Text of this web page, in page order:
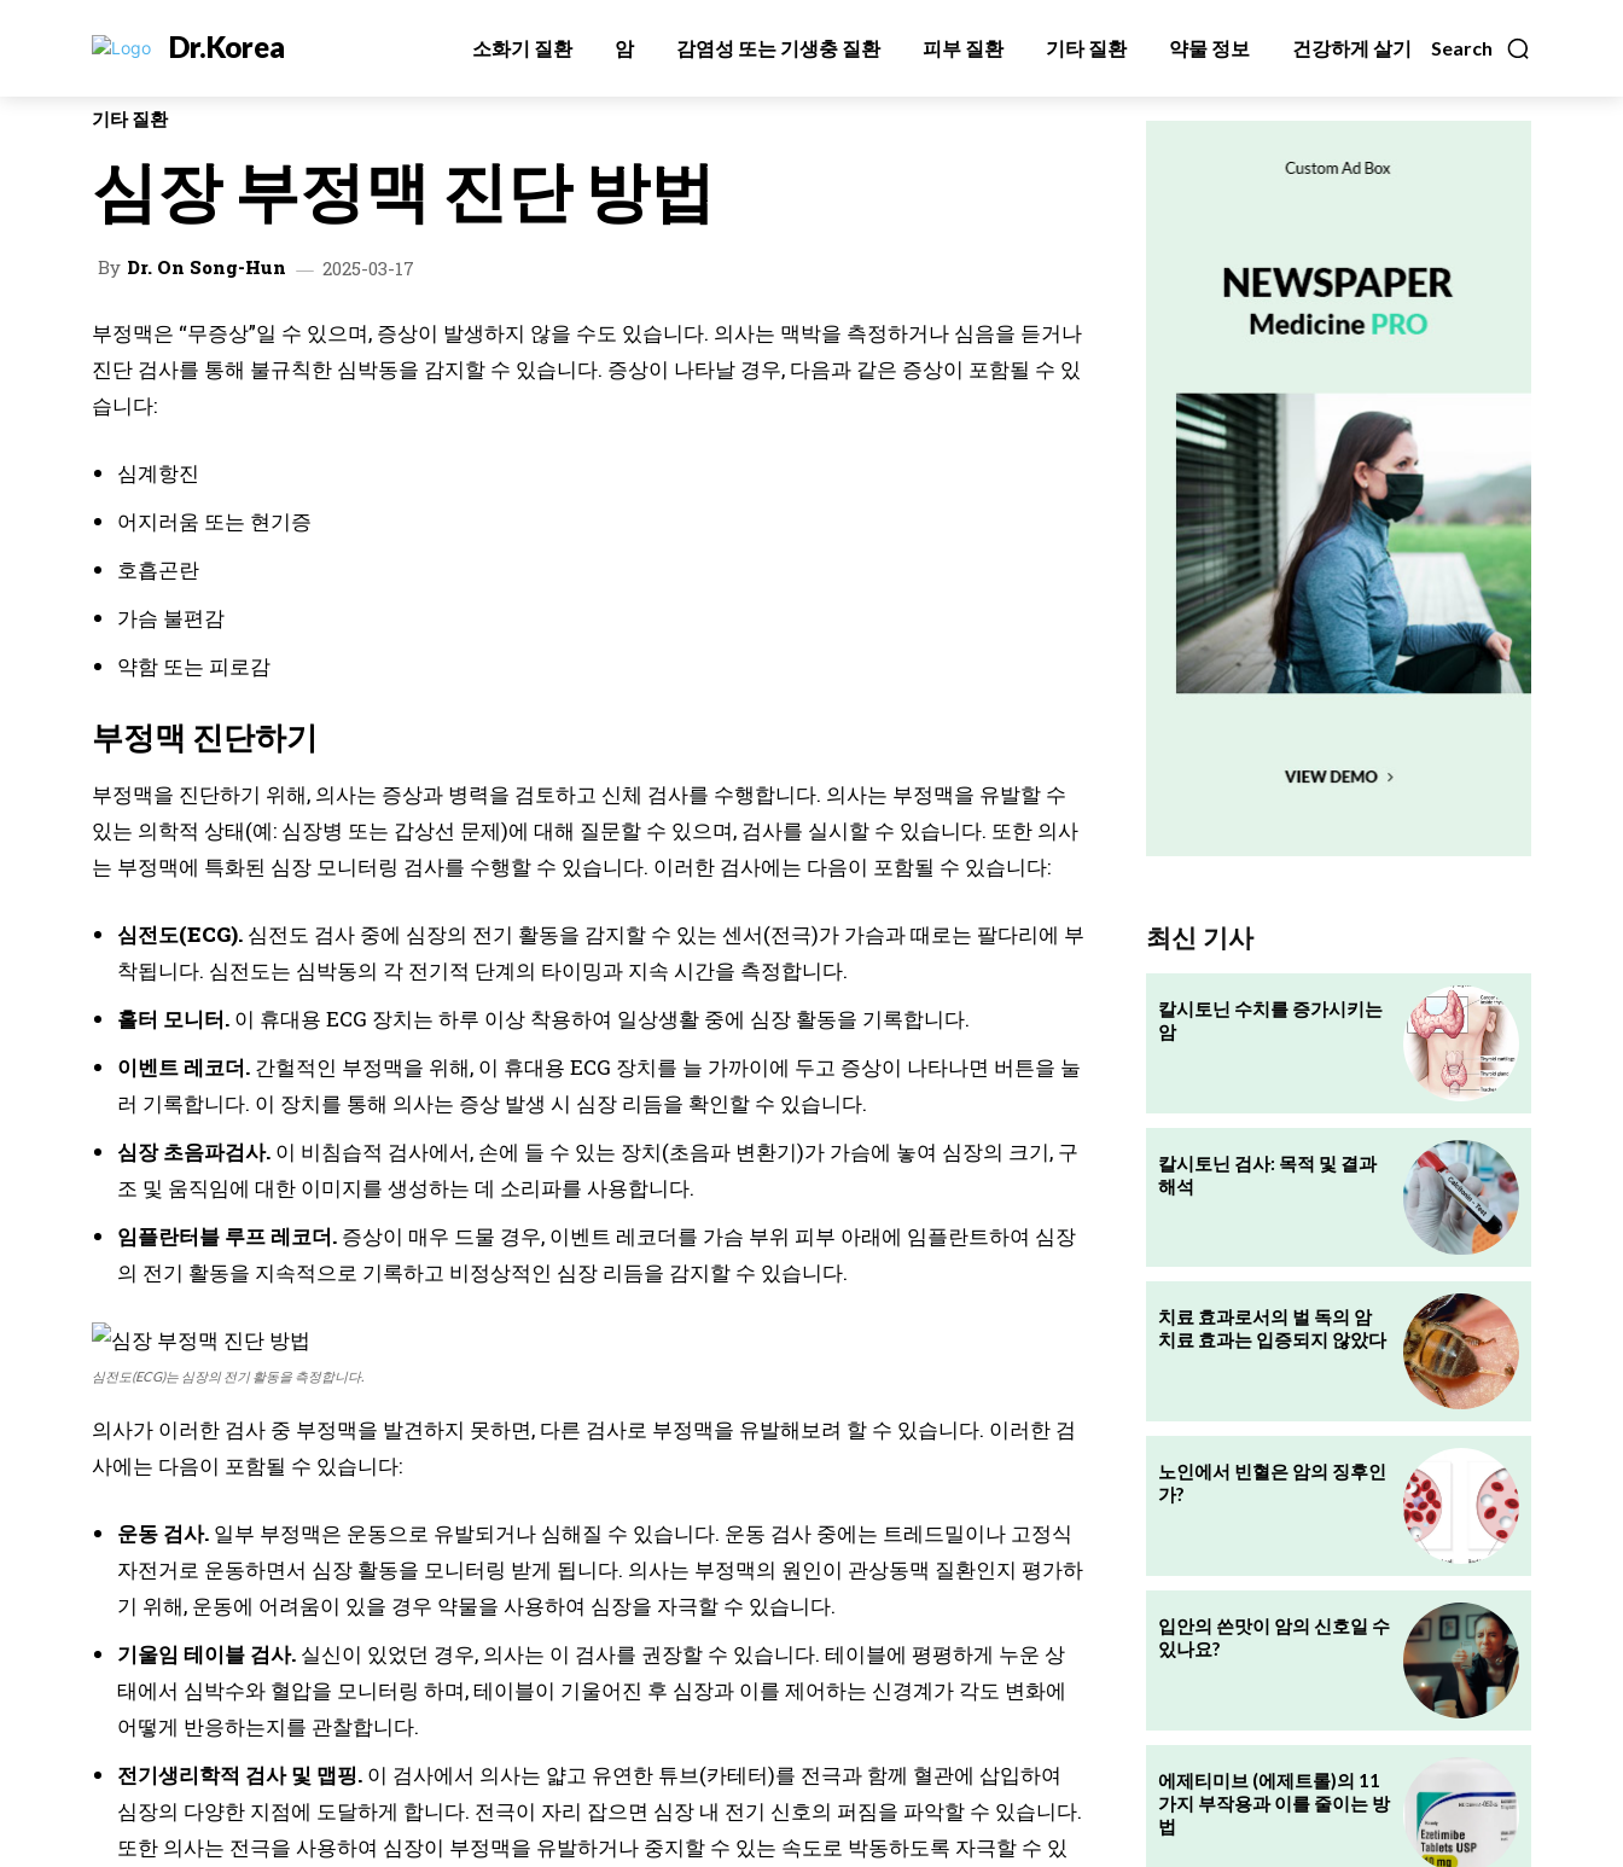
Dr.Korea Search
소화기 질환 암 감염성 또는 기생충 질환 피부 질환 기타 질환 약물 정보 건강하게 살기
기타 질환
심장 부정맥 진단 방법
By Dr. On Song-Hun 2025-03-17
부정맥은 “무증상”일 수 있으며, 증상이 발생하지 않을 수도 있습니다. 의사는 맥박을 측정하거나 심음을 듣거나
진단 검사를 통해 불규칙한 심박동을 감지할 수 있습니다. 증상이 나타날 경우, 다음과 같은 증상이 포함될 수 있
습니다:
심계항진
어지러움 또는 현기증
호흡곤란
가슴 불편감
약함 또는 피로감
부정맥 진단하기
부정맥을 진단하기 위해, 의사는 증상과 병력을 검토하고 신체 검사를 수행합니다. 의사는 부정맥을 유발할 수
있는 의학적 상태(예: 심장병 또는 갑상선 문제)에 대해 질문할 수 있으며, 검사를 실시할 수 있습니다. 또한 의사
는 부정맥에 특화된 심장 모니터링 검사를 수행할 수 있습니다. 이러한 검사에는 다음이 포함될 수 있습니다:
심전도(ECG). 심전도 검사 중에 심장의 전기 활동을 감지할 수 있는 센서(전극)가 가슴과 때로는 팔다리에 부
착됩니다. 심전도는 심박동의 각 전기적 단계의 타이밍과 지속 시간을 측정합니다.
홀터 모니터. 이 휴대용 ECG 장치는 하루 이상 착용하여 일상생활 중에 심장 활동을 기록합니다.
이벤트 레코더. 간헐적인 부정맥을 위해, 이 휴대용 ECG 장치를 늘 가까이에 두고 증상이 나타나면 버튼을 눌
러 기록합니다. 이 장치를 통해 의사는 증상 발생 시 심장 리듬을 확인할 수 있습니다.
심장 초음파검사. 이 비침습적 검사에서, 손에 들 수 있는 장치(초음파 변환기)가 가슴에 놓여 심장의 크기, 구
조 및 움직임에 대한 이미지를 생성하는 데 소리파를 사용합니다.
임플란터블 루프 레코더. 증상이 매우 드물 경우, 이벤트 레코더를 가슴 부위 피부 아래에 임플란트하여 심장
의 전기 활동을 지속적으로 기록하고 비정상적인 심장 리듬을 감지할 수 있습니다.
심전도(ECG)는 심장의 전기 활동을 측정합니다.
의사가 이러한 검사 중 부정맥을 발견하지 못하면, 다른 검사로 부정맥을 유발해보려 할 수 있습니다. 이러한 검
사에는 다음이 포함될 수 있습니다:
운동 검사. 일부 부정맥은 운동으로 유발되거나 심해질 수 있습니다. 운동 검사 중에는 트레드밀이나 고정식
자전거로 운동하면서 심장 활동을 모니터링 받게 됩니다. 의사는 부정맥의 원인이 관상동맥 질환인지 평가하
기 위해, 운동에 어려움이 있을 경우 약물을 사용하여 심장을 자극할 수 있습니다.
기울임 테이블 검사. 실신이 있었던 경우, 의사는 이 검사를 권장할 수 있습니다. 테이블에 평평하게 누운 상
태에서 심박수와 혈압을 모니터링 하며, 테이블이 기울어진 후 심장과 이를 제어하는 신경계가 각도 변화에
어떻게 반응하는지를 관찰합니다.
전기생리학적 검사 및 맵핑. 이 검사에서 의사는 얇고 유연한 튜브(카테터)를 전극과 함께 혈관에 삽입하여
심장의 다양한 지점에 도달하게 합니다. 전극이 자리 잡으면 심장 내 전기 신호의 퍼짐을 파악할 수 있습니다.
또한 의사는 전극을 사용하여 심장이 부정맥을 유발하거나 중지할 수 있는 속도로 박동하도록 자극할 수 있
최신 기사
칼시토닌 수치를 증가시키는
암
칼시토닌 검사: 목적 및 결과
해석
치료 효과로서의 벌 독의 암
치료 효과는 입증되지 않았다
노인에서 빈혈은 암의 징후인
가?
입안의 쓴맛이 암의 신호일 수
있나요?
에제티미브 (에제트롤)의 11
가지 부작용과 이를 줄이는 방
법